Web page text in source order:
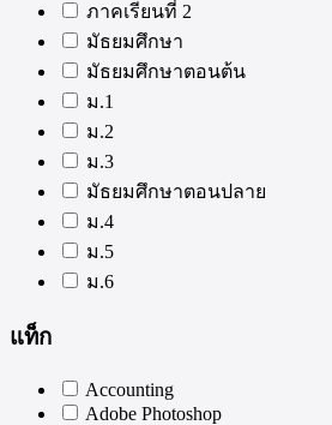
ภาคเรียนที่ 2
มัธยมศึกษา
มัธยมศึกษาตอนต้น
ม.1
ม.2
ม.3
มัธยมศึกษาตอนปลาย
ม.4
ม.5
ม.6
แท็ก
Accounting
Adobe Photoshop